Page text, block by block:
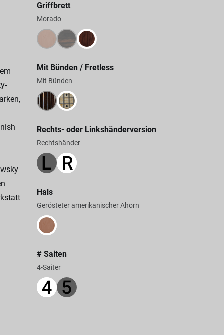
Griffbrett
Morado
Mit Bünden / Fretless
Mit Bünden
Rechts- oder Linkshänderversion
Rechtshänder
Hals
Gerösteter amerikanischer Ahorn
# Saiten
4-Saiter